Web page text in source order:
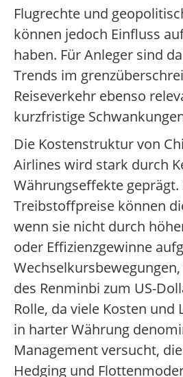
Flugrechte und
können jedoch Einfluss
haben. Für Anleger sind
Trends im
Reiseverkehr ebenso
kurzfristige
Die Kostenstruktur von
Airlines wird stark durch
Währungseffekte geprägt.
Treibstoffpreise können
wenn sie nicht durch
oder Effizienzgewinne
des Renminbi zum US-
Rolle, da viele Kosten und
in harter Währung
Management versucht,
Hedging und